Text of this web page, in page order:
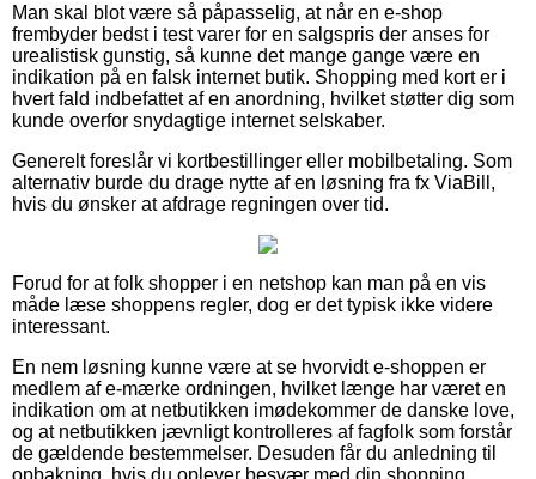
Man skal blot være så påpasselig, at når en e-shop
frembyder bedst i test varer for en salgspris der anses for
urealistisk gunstig, så kunne det mange gange være en
indikation på en falsk internet butik. Shopping med kort er i
hvert fald indbefattet af en anordning, hvilket støtter dig som
kunde overfor snydagtige internet selskaber.
Generelt foreslår vi kortbestillinger eller mobilbetaling. Som
alternativ burde du drage nytte af en løsning fra fx ViaBill,
hvis du ønsker at afdrage regningen over tid.
Forud for at folk shopper i en netshop kan man på en vis
måde læse shoppens regler, dog er det typisk ikke videre
interessant.
En nem løsning kunne være at se hvorvidt e-shoppen er
medlem af e-mærke ordningen, hvilket længe har været en
indikation om at netbutikken imødekommer de danske love,
og at netbutikken jævnligt kontrolleres af fagfolk som forstår
de gældende bestemmelser. Desuden får du anledning til
opbakning, hvis du oplever besvær med din shopping.